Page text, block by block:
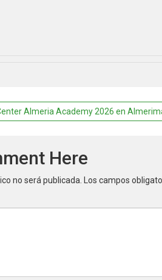
Almeria Academy 2026 en
Here
no será publicada. Los campos